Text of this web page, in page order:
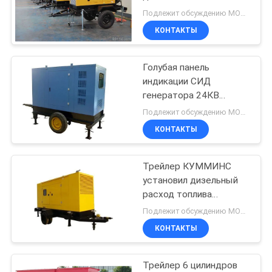
Набор генератора
МИЦУБИСИ
дизельный
24
Судовые дизель
генератор
88
установленный
трейлером дизельный
с двигателем ОЭМ ФГ
Подлежит обсуждению MOQ:1 ЕДИНИЦА
КОНТАКТЫ
Голубая панель
индикации СИД
генератора 24КВ
30КВА трейлера
перемещения цвета
умная
КОНТАКТЫ
Трейлер КУММИНС
установил дизельный
расход топлива
80КВ/100КВА
генератора низкий
КОНТАКТЫ
Трейлер 6 цилиндров